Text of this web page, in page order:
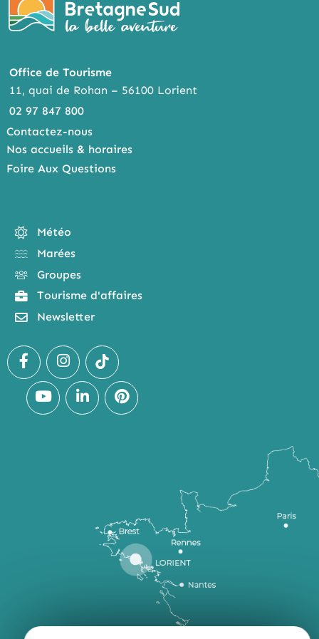
Office de Tourisme
11, quai de Rohan – 56100 Lorient
02 97 847 800
Contactez-nous
Nos accueils & horaires
Foire Aux Questions
Météo
Marées
Groupes
Tourisme d'affaires
Newsletter